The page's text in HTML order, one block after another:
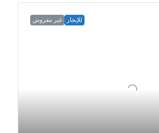
للإيجار غير مفروش